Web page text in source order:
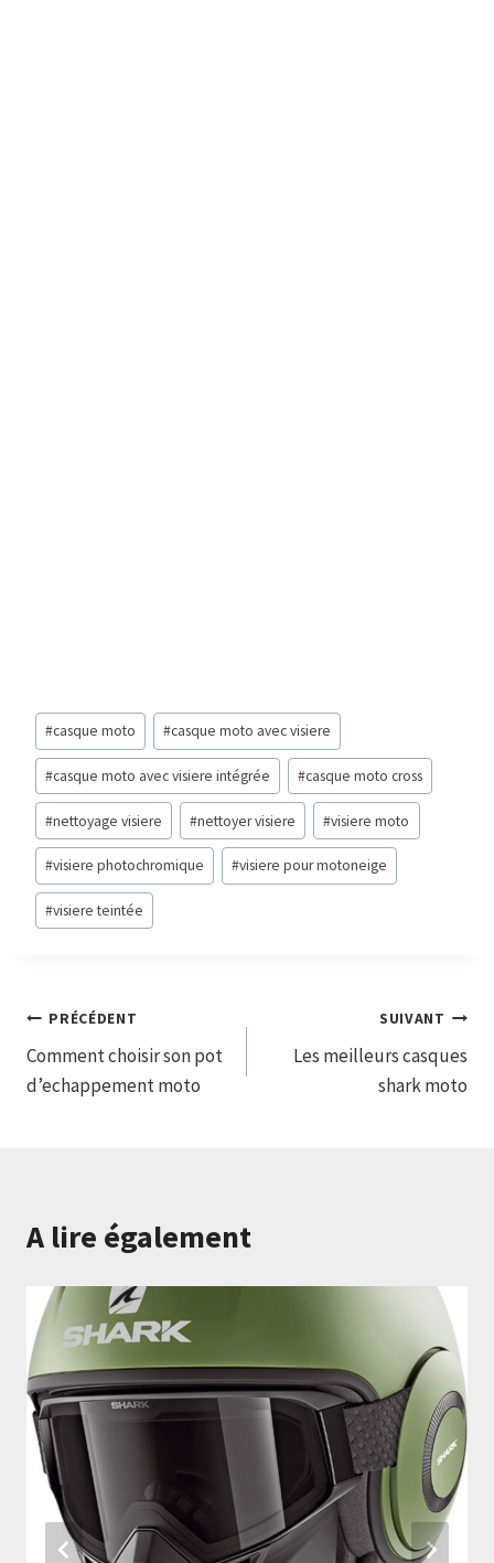
Post
Tags:
#casque moto #casque moto avec visiere
#casque moto avec visiere intégrée #casque moto cross
#nettoyage visiere #nettoyer visiere #visiere moto
#visiere photochromique #visiere pour motoneige
#visiere teintée
Navigation
de
PRÉCÉDENT
Comment choisir son pot
d’echappement moto
SUIVANT
Les meilleurs casques
shark moto
A lire également